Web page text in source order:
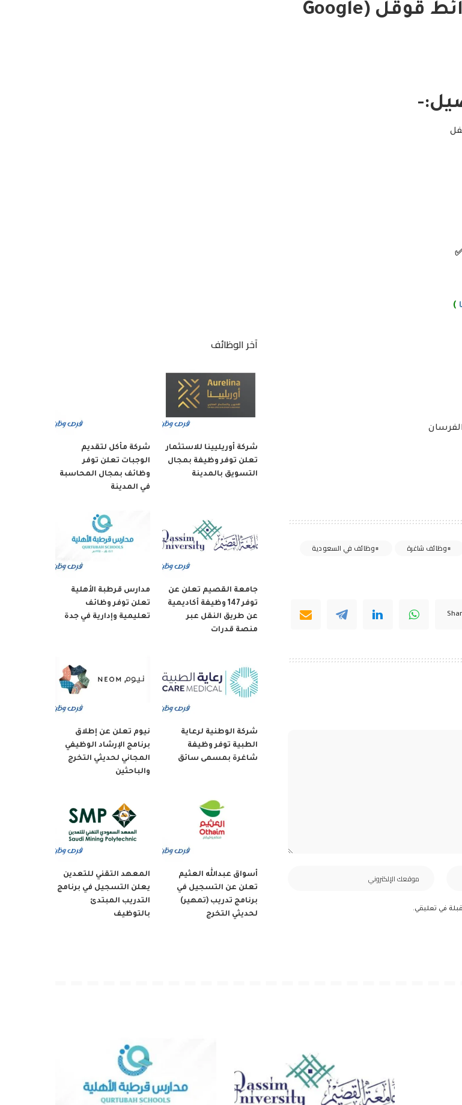
مكان المدرسة على خرائط قوقل (Google
✅
)
وظائف شاغرة
وظائف في السعودية
في تعليقي.
آخر الوظائف
شركة أوريليينا للاستثمار
تعلن توفر وظيفة بمجال
التسويق بالمدينة
شركة مأكل لتقديم
الوجبات تعلن توفر
وظائف بمجال المحاسبة
في المدينة
جامعة القصيم تعلن عن
توفر 147 وظيفة أكاديمية
عن طريق النقل عبر
منصة قدرات
مدارس قرطبة الأهلية
تعلن توفر وظائف
تعليمية وإدارية في جدة
شركة الوطنية لرعاية
الطبية توفر وظيفة
شاغرة بمسمى سائق
نيوم تعلن عن إطلاق
برنامج الإرشاد الوظيفي
المجاني لحديثي التخرج
والباحثين
أسواق عبدالله العثيم
تعلن عن التسجيل في
برنامج تدريب (تمهير)
لحديثي التخرج
المعهد التقني للتعدين
يعلن التسجيل في برنامج
التدريب المبتدئ
بالتوظيف